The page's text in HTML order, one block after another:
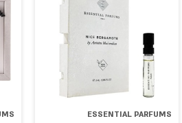
ESSENTIAL PARFUMS